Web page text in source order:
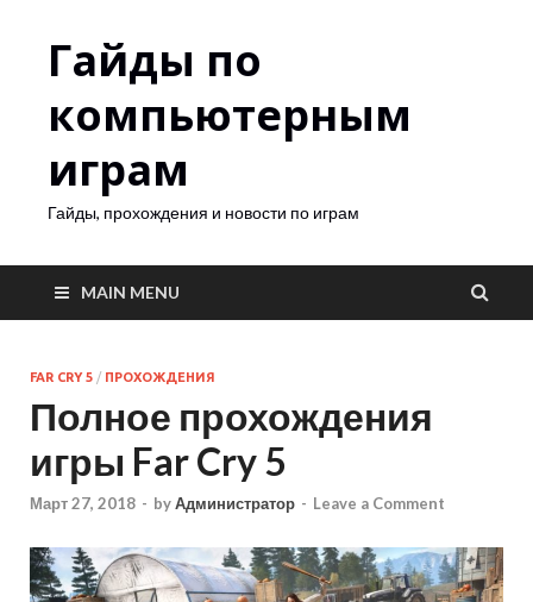
Гайды по
компьютерным
играм
Гайды, прохождения и новости по играм
MAIN MENU
FAR CRY 5 / ПРОХОЖДЕНИЯ
Полное прохождения
игры Far Cry 5
Март 27, 2018 - byАдминистратор - Leave a Comment